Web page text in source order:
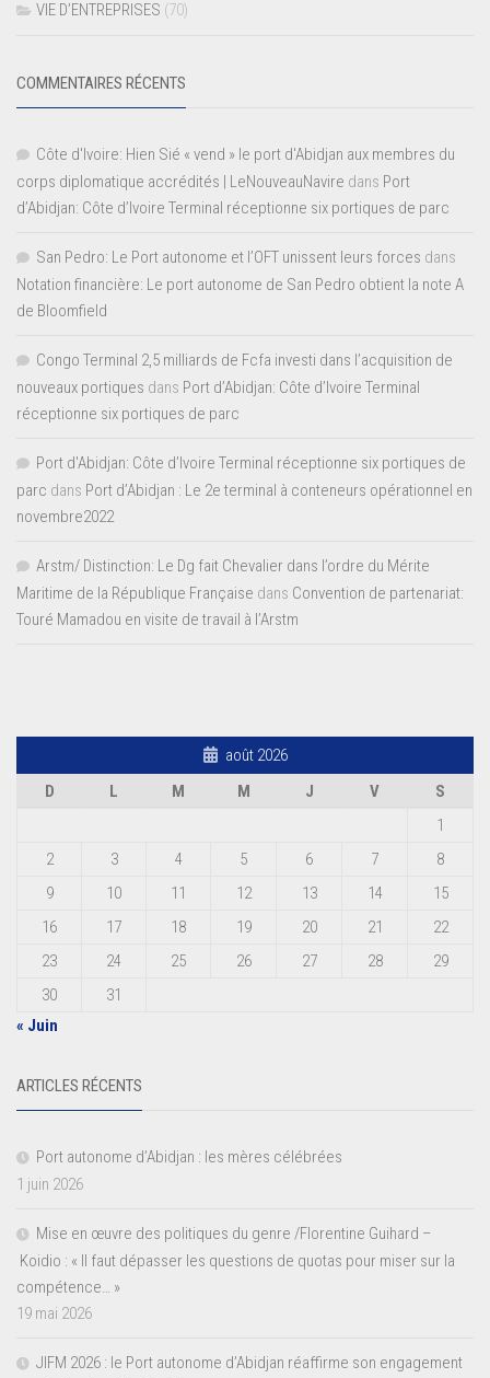
VIE D’ENTREPRISES (70)
COMMENTAIRES RÉCENTS
Côte d'Ivoire: Hien Sié « vend » le port d'Abidjan aux membres du
corps diplomatique accrédités | LeNouveauNavire dans Port
d’Abidjan: Côte d’Ivoire Terminal réceptionne six portiques de parc
San Pedro: Le Port autonome et l’OFT unissent leurs forces dans
Notation financière: Le port autonome de San Pedro obtient la note A
de Bloomfield
Congo Terminal 2,5 milliards de Fcfa investi dans l’acquisition de
nouveaux portiques dans Port d’Abidjan: Côte d’Ivoire Terminal
réceptionne six portiques de parc
Port d'Abidjan: Côte d’Ivoire Terminal réceptionne six portiques de
parc dans Port d’Abidjan : Le 2e terminal à conteneurs opérationnel en
novembre2022
Arstm/ Distinction: Le Dg fait Chevalier dans l’ordre du Mérite
Maritime de la République Française dans Convention de partenariat:
Touré Mamadou en visite de travail à l’Arstm
août 2026
D
L M M J V
S
1
2
3 4 5 6 7
8
9
10 11 12 13 14
15
16
17 18 19 20 21
22
23
24 25 26 27 28
29
30
31
« Juin
ARTICLES RÉCENTS
Port autonome d’Abidjan : les mères célébrées
1 juin 2026
Mise en œuvre des politiques du genre /Florentine Guihard –
Koidio : « Il faut dépasser les questions de quotas pour miser sur la
compétence… »
19 mai 2026
JIFM 2026 : le Port autonome d’Abidjan réaffirme son engagement